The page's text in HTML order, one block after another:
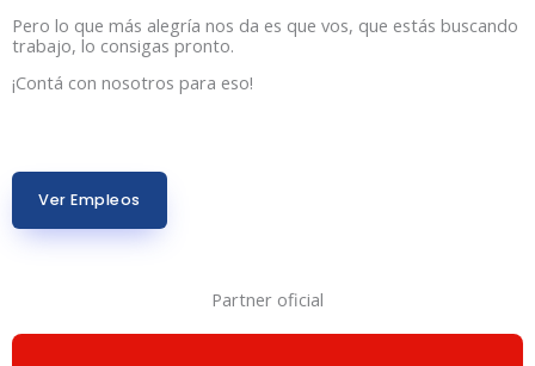
Pero lo que más alegría nos da es que vos, que estás buscando
trabajo, lo consigas pronto.
¡Contá con nosotros para eso!
Ver Empleos
Partner oficial